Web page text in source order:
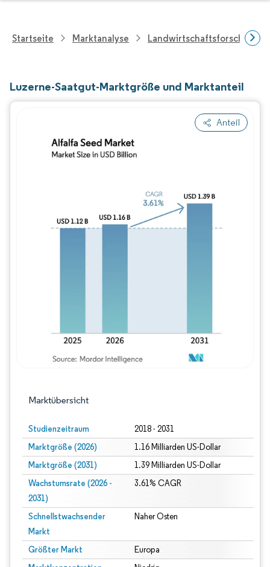
Startseite Marktanalyse Landwirtschaftsforschung
Luzerne-Saatgut-Marktgröße und Marktanteil
Anteil
Marktübersicht
Studienzeitraum 2018 - 2031
Marktgröße (2026) 1.16 Milliarden US-Dollar
Marktgröße (2031) 1.39 Milliarden US-Dollar
Wachstumsrate (2026 -
2031)
3.61% CAGR
Schnellstwachsender
Markt
Naher Osten
Größter Markt Europa